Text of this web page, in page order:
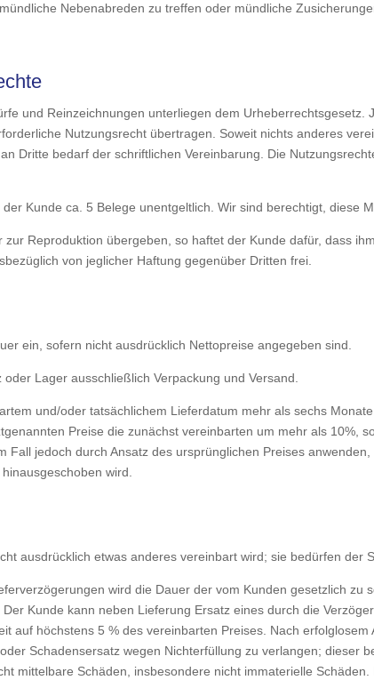
Nebenabreden zu treffen oder mündliche
und Reinzeichnungen unterliegen dem Urheberrechtsgesetz.
Nutzungsrecht übertragen. Soweit nichts anderes
Dritte bedarf der schriftlichen Vereinbarung. Die
Kunde ca. 5 Belege unentgeltlich. Wir sind berechtigt, diese
Reproduktion übergeben, so haftet der Kunde dafür, dass
von jeglicher Haftung gegen­über Dritten frei.
ein, sofern nicht ausdrücklich Nettopreise angegeben sind.
Lager ausschließlich Verpackung und Versand.
und/oder tatsächlichem Lieferdatum mehr als sechs
Preise die zunächst verein­barten um mehr als 10%,
Fall jedoch durch Ansatz des ursprünglichen Preises
wird.
ausdrücklich etwas anderes vereinbart wird; sie bedürfen der
wird die Dauer der vom Kunden gesetzlich zu
Kunde kann neben Lieferung Ersatz eines durch die
auf höchstens 5 % des vereinbarten Preises. Nach
Schadensersatz wegen Nichterfüllung zu verlangen; dieser
mittelbare Schäden, insbesondere nicht immaterielle